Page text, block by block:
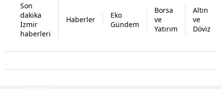
Son
dakika
İzmir
haberleri
Haberler
Eko
Gündem
Borsa
ve
Yatırım
Altın
ve
Döviz